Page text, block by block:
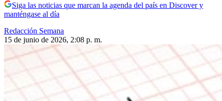
Siga las noticias que marcan la agenda del país en Discover y
manténgase al día
Redacción Semana
15 de junio de 2026, 2:08 p. m.